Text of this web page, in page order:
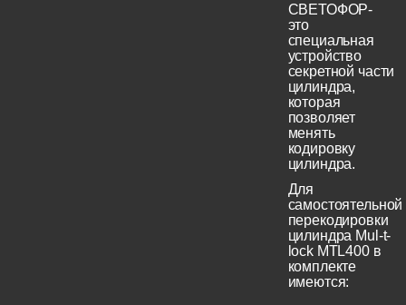
СВЕТОФОР-
это
специальная
устройство
секретной части
цилиндра,
которая
позволяет
менять
кодировку
цилиндра.
Для
самостоятельной
перекодировки
цилиндра Mul-t-
lock MTL400 в
комплекте
имеются: